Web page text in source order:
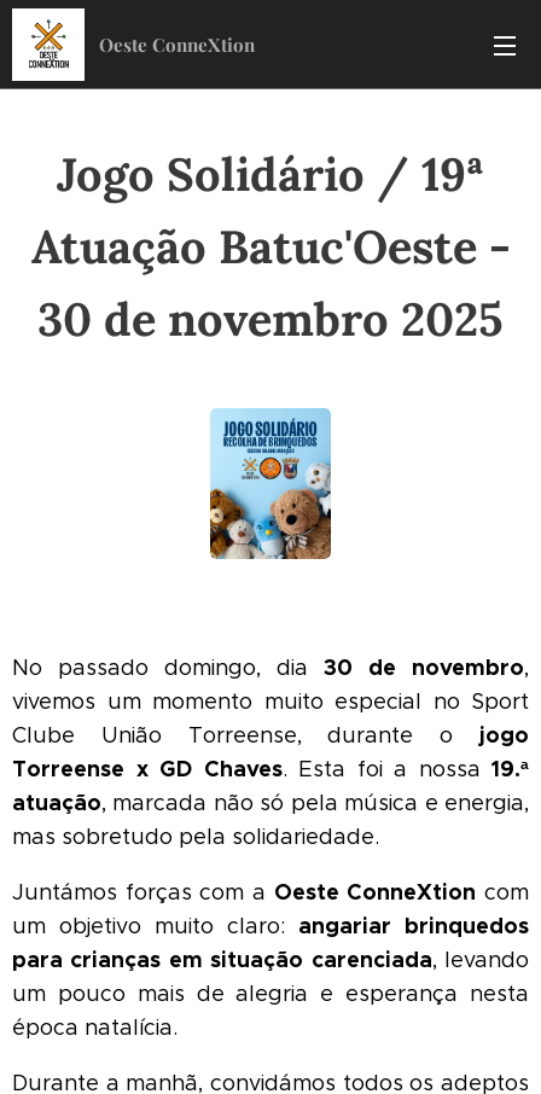
Oeste ConneXtion
Jogo Solidário / 19ª
Atuação Batuc'Oeste -
30 de novembro 2025
No passado domingo, dia 30 de novembro,
vivemos um momento muito especial no Sport
Clube União Torreense, durante o jogo
Torreense x GD Chaves. Esta foi a nossa 19.ª
atuação, marcada não só pela música e energia,
mas sobretudo pela solidariedade.
Juntámos forças com a Oeste ConneXtion com
um objetivo muito claro: angariar brinquedos
para crianças em situação carenciada, levando
um pouco mais de alegria e esperança nesta
época natalícia. 🎄
Durante a manhã, convidámos todos os adeptos